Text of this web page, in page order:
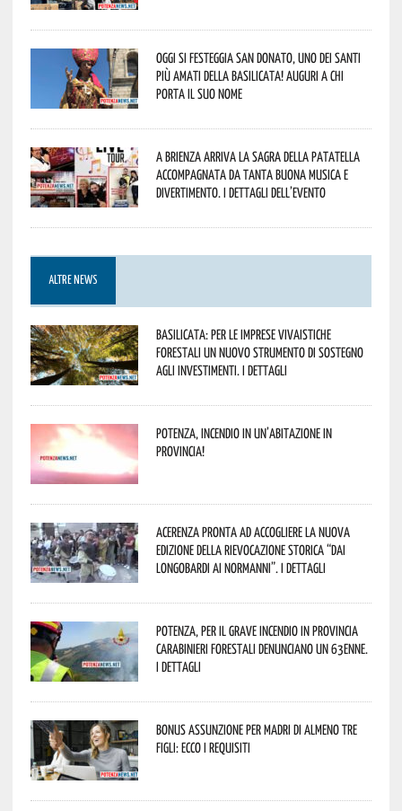
Oggi si festeggia San Donato, uno dei Santi
più amati della Basilicata! Auguri a chi
porta il suo nome
A Brienza arriva la Sagra della Patatella
accompagnata da tanta buona musica e
divertimento. I dettagli dell’evento
ALTRE NEWS
Basilicata: per le imprese vivaistiche
forestali un nuovo strumento di sostegno
agli investimenti. I dettagli
Potenza, incendio in un’abitazione in
provincia!
Acerenza pronta ad accogliere la nuova
edizione della rievocazione storica “Dai
Longobardi ai Normanni”. I dettagli
Potenza, per il grave incendio in Provincia
Carabinieri forestali denunciano un 63enne.
I dettagli
Bonus assunzione per madri di almeno tre
figli: ecco i requisiti